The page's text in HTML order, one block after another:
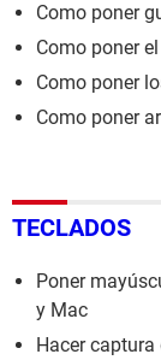
Como poner
Como poner
Como poner
Como poner
TECLADOS
Poner
y Mac
Hacer